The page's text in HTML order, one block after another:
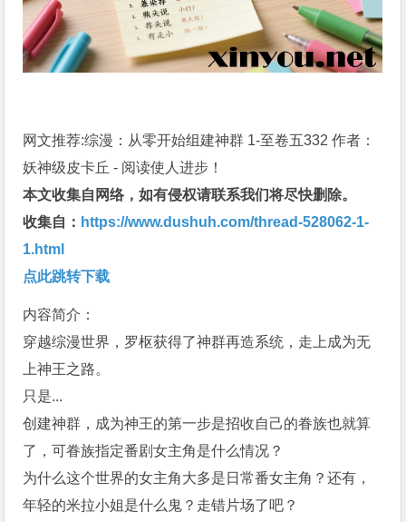
网文推荐:综漫：从零开始组建神群 1-至卷五332 作者：
妖神级皮卡丘 - 阅读使人进步！
本文收集自网络，如有侵权请联系我们将尽快删除。
收集自： https://www.dushuh.com/thread-528062-1-
1.html
点此跳转下载
内容简介：
穿越综漫世界，罗枢获得了神群再造系统，走上成为无
上神王之路。
只是...
创建神群，成为神王的第一步是招收自己的眷族也就算
了，可眷族指定番剧女主角是什么情况？
为什么这个世界的女主角大多是日常番女主角？还有，
年轻的米拉小姐是什么鬼？走错片场了吧？